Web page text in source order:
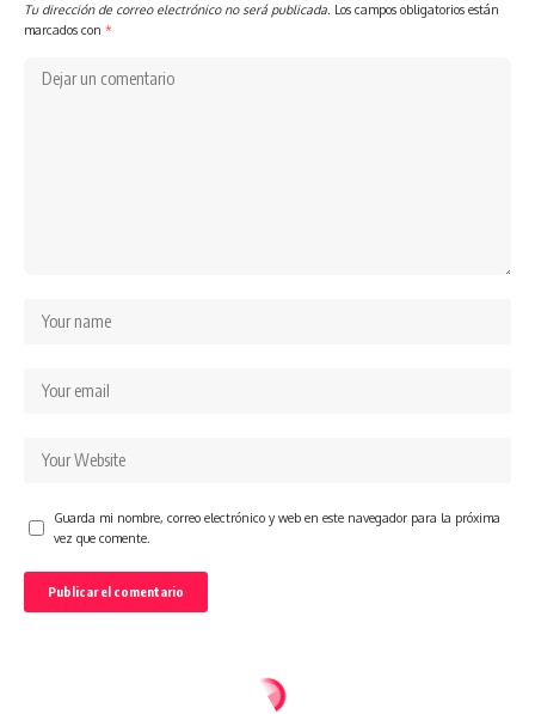
Tu dirección de correo electrónico no será publicada. Los campos obligatorios están
marcados con *
Guarda mi nombre, correo electrónico y web en este navegador para la próxima
vez que comente.